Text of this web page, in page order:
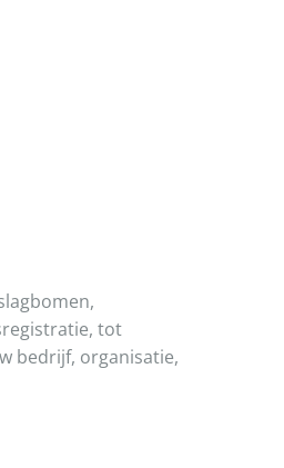
tot
bedrijf, organisatie,